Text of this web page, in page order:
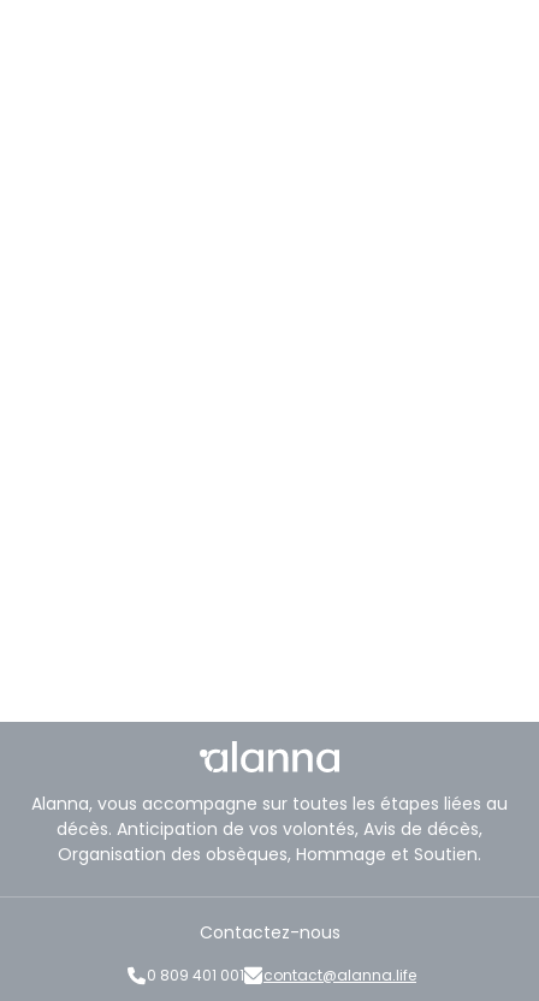
Alanna, vous accompagne sur toutes les étapes liées au
décès. Anticipation de vos volontés, Avis de décès,
Organisation des obsèques, Hommage et Soutien.
Contactez-nous
0 809 401 001 contact@alanna.life